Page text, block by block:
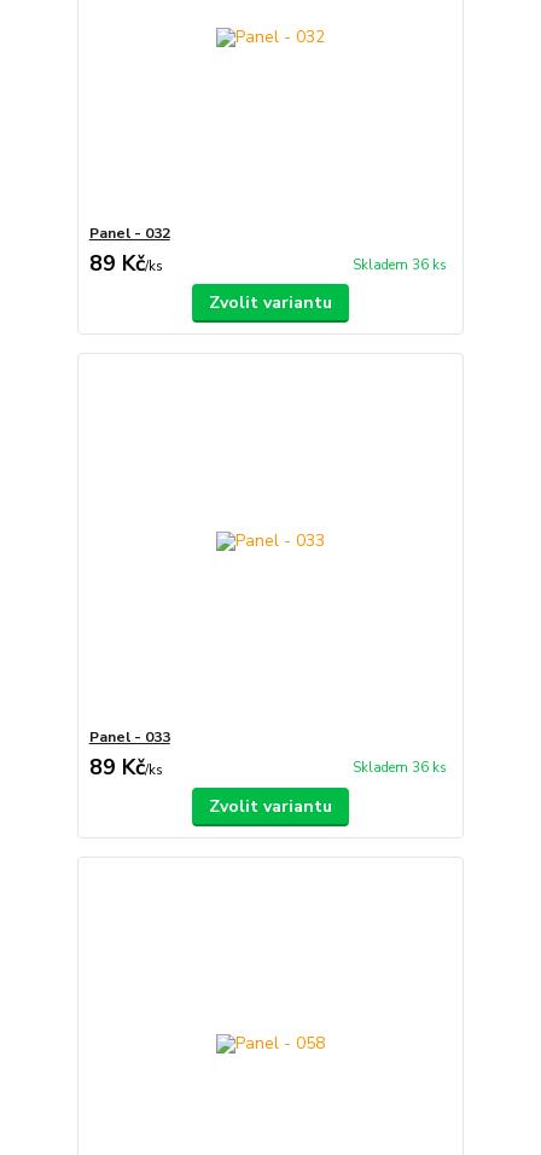
Panel - 032
89 Kč/ks Skladem 36 ks
Zvolit variantu
Panel - 033
89 Kč/ks Skladem 36 ks
Zvolit variantu